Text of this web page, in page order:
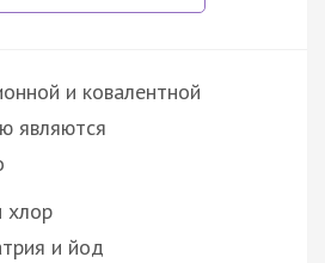
и ковалентной
являются
хлор
и йод